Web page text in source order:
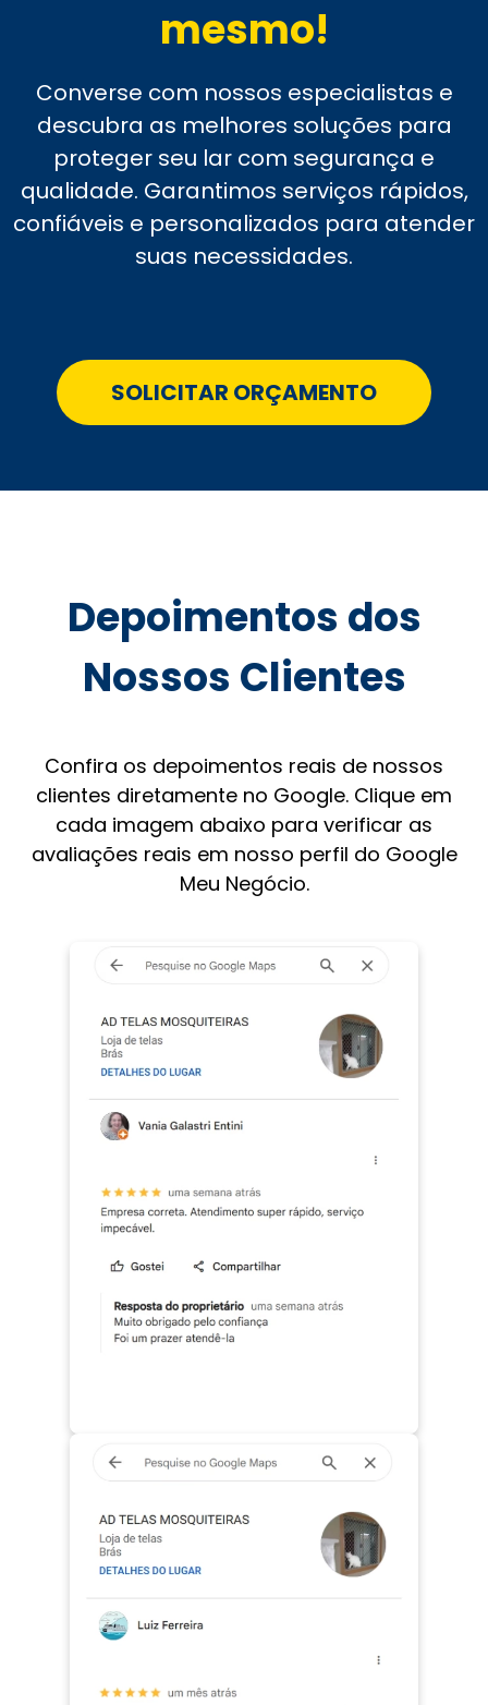
mesmo!
Converse com nossos especialistas e
descubra as melhores soluções para
proteger seu lar com segurança e
qualidade. Garantimos serviços rápidos,
confiáveis e personalizados para atender
suas necessidades.
SOLICITAR ORÇAMENTO
Depoimentos dos
Nossos Clientes
Confira os depoimentos reais de nossos
clientes diretamente no Google. Clique em
cada imagem abaixo para verificar as
avaliações reais em nosso perfil do Google
Meu Negócio.